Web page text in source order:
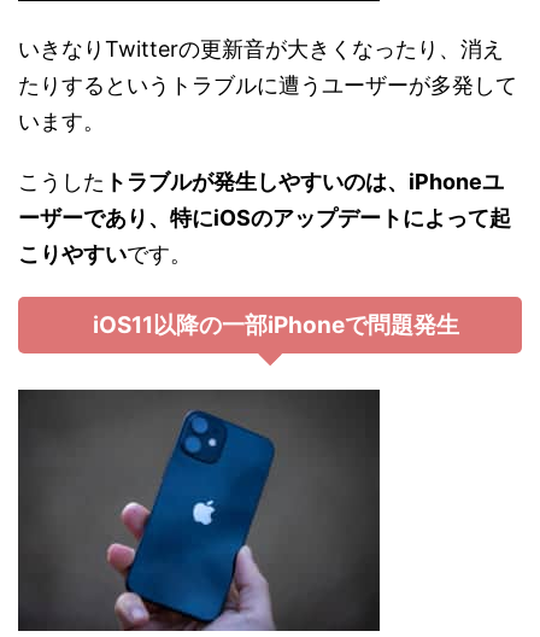
いきなりTwitterの更新音が大きくなったり、消え
たりするというトラブルに遭うユーザーが多発して
います。
こうした トラブルが発生しやすいのは、iPhoneユ
ーザーであり、特にiOSのアップデートによって起
こりやすいです。
iOS11以降の一部iPhoneで問題発生